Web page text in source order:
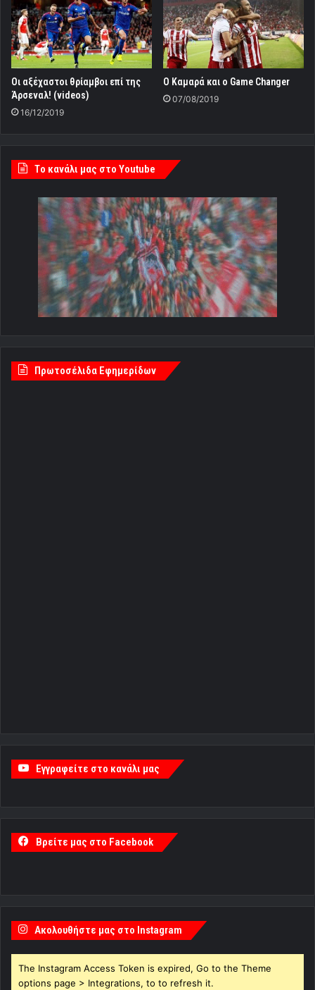
Οι αξέχαστοι θρίαμβοι επί της
Άρσεναλ! (videos)
16/12/2019
Ο Καμαρά και ο Game Changer
07/08/2019
Tο κανάλι μας στο Youtube
Πρωτοσέλιδα Εφημερίδων
Εγγραφείτε στο κανάλι μας
Βρείτε μας στο Facebook
Ακολουθήστε μας στο Instagram
The Instagram Access Token is expired, Go to the Theme
options page > Integrations, to to refresh it.